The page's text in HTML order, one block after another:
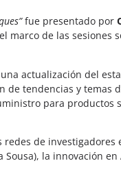
fue presentado por
marco de las sesiones
actualización del
de tendencias y temas
para productos
de investigadores
la innovación en